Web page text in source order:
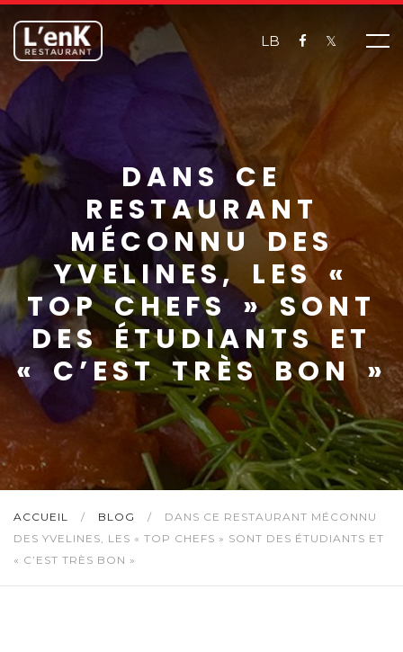
LB 𝕏
DANS CE
RESTAURANT
MÉCONNU DES
YVELINES, LES «
TOP CHEFS » SONT
DES ÉTUDIANTS ET
« C’EST TRÈS BON »
ACCUEIL / BLOG /
DANS CE RESTAURANT MÉCONNU
DES YVELINES, LES « TOP CHEFS » SONT DES ÉTUDIANTS ET
« C’EST TRÈS BON »